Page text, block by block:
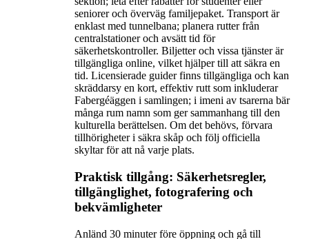
seniorer och överväg familjepaket. Transport är
enklast med tunnelbana; planera rutter från
centralstationer och avsätt tid för
säkerhetskontroller. Biljetter och vissa tjänster är
tillgängliga online, vilket hjälper till att säkra en
tid. Licensierade guider finns tillgängliga och kan
skräddarsy en kort, effektiv rutt som inkluderar
Fabergéäggen i samlingen; i imeni av tsarerna bär
många rum namn som ger sammanhang till den
kulturella berättelsen. Om det behövs, förvara
tillhörigheter i säkra skåp och följ officiella
skyltar för att nå varje plats.
Praktisk tillgång: Säkerhetsregler,
tillgänglighet, fotografering och
bekvämligheter
Anländ 30 minuter före öppning och gå till